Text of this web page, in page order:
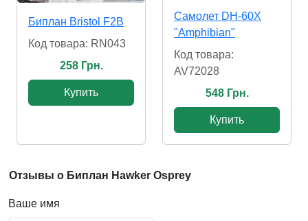
Биплан Bristol F2B
Код товара: RN043
258 Грн.
Купить
Самолет DH-60X
"Amphibian"
Код товара:
AV72028
548 Грн.
Купить
Отзывы о Биплан Hawker Osprey
Ваше имя